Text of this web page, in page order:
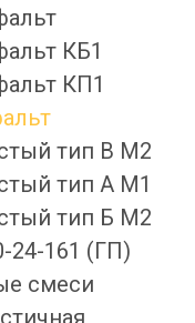
КБ1
КП1
тип B М2
тип А М1
тип Б М2
24-161 (ГП)
смеси